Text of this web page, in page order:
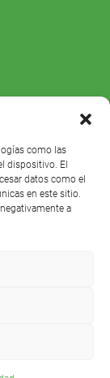
como las
dispositivo. El
datos como el
en este sitio.
a